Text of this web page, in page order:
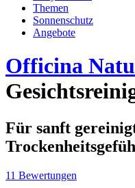
Themen
Sonnenschutz
Angebote
Officina
Für sanft
11 Bewertungen